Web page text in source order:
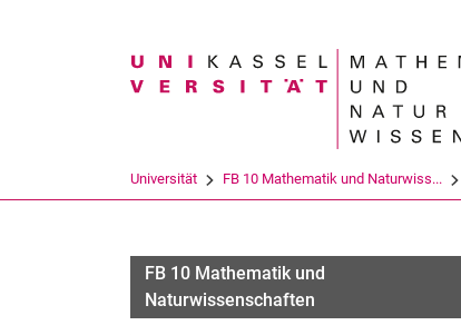
Suchbegriff
Universität FB 10 Mathematik und Naturwiss...
FB 10 Mathematik und
Naturwissenschaften